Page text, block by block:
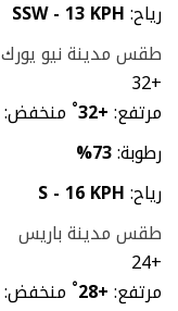
رياح:SSW - 13 KPH
طقس مدينة نيو يورك
+
32
مرتفع:+
32
° منخفض:
رطوبة:73%
رياح:S - 16 KPH
طقس مدينة باريس
+
24
مرتفع:+
28
° منخفض: